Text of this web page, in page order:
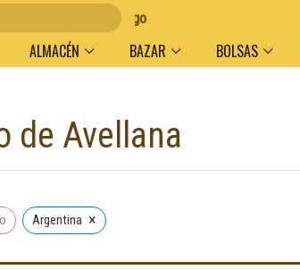
y medio de pago
ALMACÉN BAZAR BOLSAS
de Avellana
Argentina ×